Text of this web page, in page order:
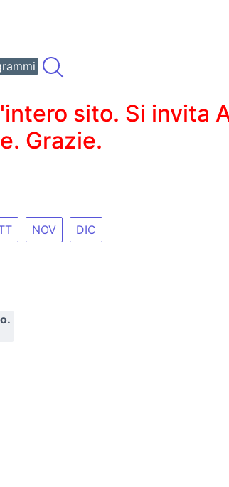
sito. Si invita
Grazie.
NOV DIC